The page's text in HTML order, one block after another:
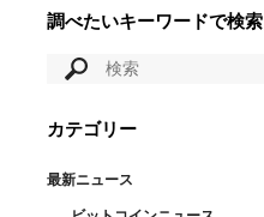
調べたいキーワードで検索
カテゴリー
最新ニュース